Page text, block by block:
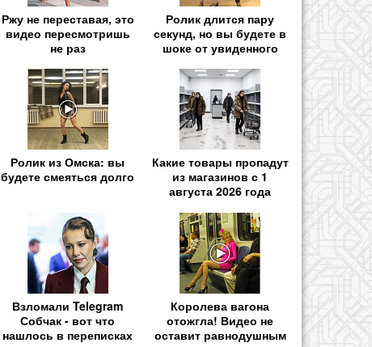
Ржу не переставая, это
видео пересмотришь
не раз
Ролик длится пару
секунд, но вы будете в
шоке от увиденного
Ролик из Омска: вы
будете смеяться долго
Какие товары пропадут
из магазинов с 1
августа 2026 года
Взломали Telegram
Собчак - вот что
нашлось в переписках
Королева вагона
отожгла! Видео не
оставит равнодушным